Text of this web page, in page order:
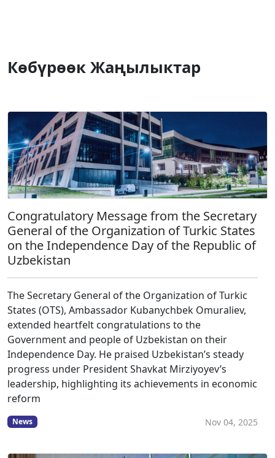
Көбүрөөк Жаңылыктар
Congratulatory Message from the Secretary
General of the Organization of Turkic States
on the Independence Day of the Republic of
Uzbekistan
The Secretary General of the Organization of Turkic
States (OTS), Ambassador Kubanychbek Omuraliev,
extended heartfelt congratulations to the
Government and people of Uzbekistan on their
Independence Day. He praised Uzbekistan’s steady
progress under President Shavkat Mirziyoyev’s
leadership, highlighting its achievements in economic
reform
News Nov 04, 2025